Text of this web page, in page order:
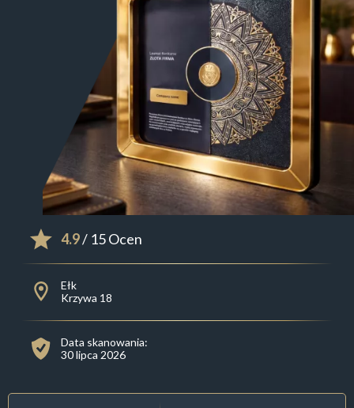
4.9/ 15 Ocen
Ełk
Krzywa 18
Data skanowania:
30 lipca 2026